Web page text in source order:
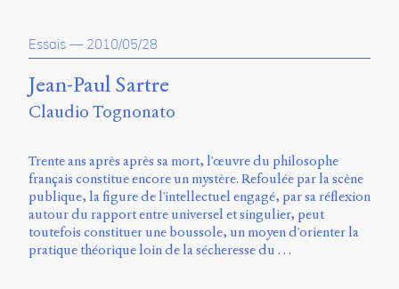
Essais — 2010/05/28
Jean-Paul Sartre
Claudio Tognonato
Trente ans après après sa mort, l'œuvre du philosophe
français constitue encore un mystère. Refoulée par la scène
publique, la figure de l'intellectuel engagé, par sa réflexion
autour du rapport entre universel et singulier, peut
toutefois constituer une boussole, un moyen d'orienter la
pratique théorique loin de la sécheresse du …